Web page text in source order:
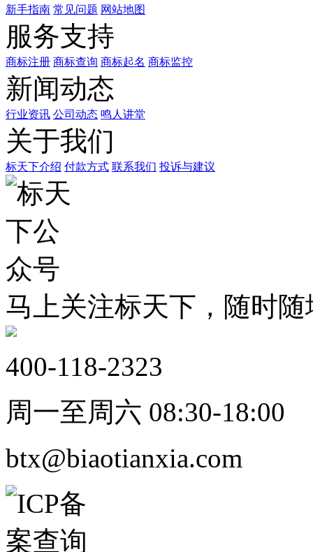
新手指南 常见问题 网站地图
服务支持
商标注册 商标查询 商标起名 商标监控
新闻动态
行业资讯 公司动态 鸣人讲堂
关于我们
标天下介绍 付款方式 联系我们 投诉与建议
马上关注标天下，随时
400-118-2323
周一至周六 08:30-18:00
btx@biaotianxia.com